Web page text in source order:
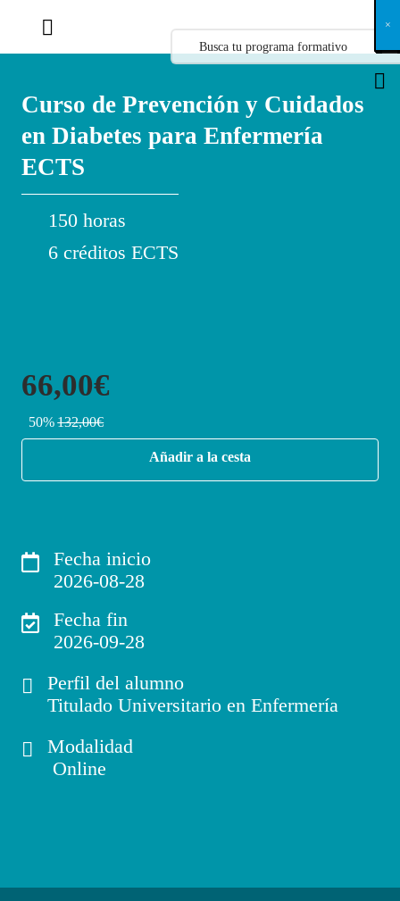
Curso de Prevención y Cuidados
en Diabetes para Enfermería
ECTS
150 horas
6 créditos ECTS
66,00€
50%132,00€
Añadir a la cesta
Fecha inicio
2026-08-28
Fecha fin
2026-09-28
Perfil del alumno
Titulado Universitario en Enfermería
Modalidad
Online
X
×
×
×
×
×
×
×
×
×
×
×
×
×
×
×
×
×
×
×
×
×
×
×
×
×
×
×
×
×
×
×
×
×
×
×
×
×
×
×
×
×
×
×
×
×
×
×
×
×
×
×
×
×
×
×
×
×
×
×
×
×
×
×
×
×
×
×
×
×
×
×
×
×
×
×
×
×
×
×
×
×
×
×
×
×
×
×
×
×
×
×
×
×
×
×
×
×
×
×
×
×
×
×
×
×
×
×
×
×
×
×
×
×
×
×
×
×
×
×
×
×
×
×
×
×
×
×
×
×
×
×
×
×
×
×
×
×
×
×
×
×
×
×
×
×
×
×
×
×
×
×
×
×
×
×
×
×
×
×
×
×
×
×
×
×
×
×
×
×
×
×
×
×
×
×
×
×
×
×
×
×
×
×
×
×
×
×
×
×
×
×
×
×
×
×
×
×
×
×
×
×
×
×
×
×
×
×
×
×
×
×
×
×
×
×
×